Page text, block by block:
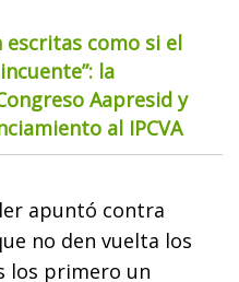
escritas como si el
la
Aapresid y
al IPCVA
apuntó contra
no den vuelta los
los primero un